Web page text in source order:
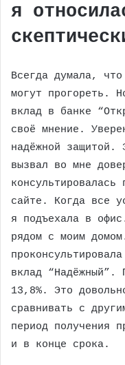
я
Всегда думала,
могут прогореть.
вклад в банке
своё мнение.
надёжной защитой.
вызвал во мне
сайте. Когда все
я подъехала в
рядом с моим
вклад “Надёжный”.
13,8%. Это
сравнивать с
период получения
и в конце срока.